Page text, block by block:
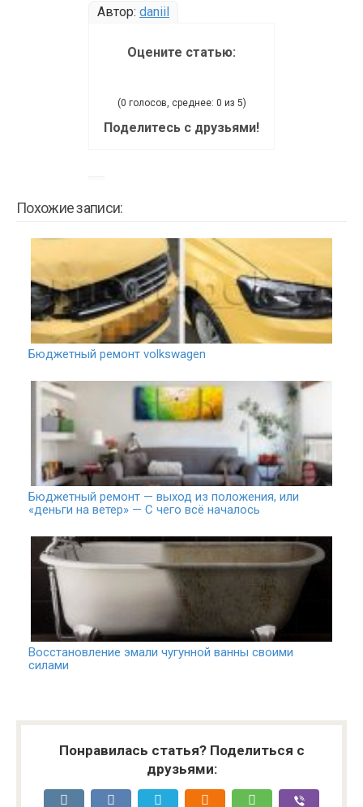
Автор: daniil
Оцените статью:
(0 голосов, среднее: 0 из 5)
Поделитесь с друзьями!
Похожие записи:
Бюджетный ремонт volkswagen
Бюджетный ремонт — выход из положения, или
«деньги на ветер» — С чего всё началось
Восстановление эмали чугунной ванны своими
силами
Понравилась статья? Поделиться с
друзьями: